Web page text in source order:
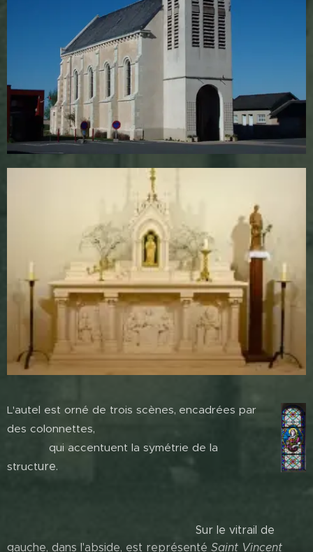
L'autel est orné de trois scènes, encadrées par
des colonnettes,
qui accentuent la symétrie de la
structure.
Sur le vitrail de
gauche, dans l'abside, est représenté Saint Vincent